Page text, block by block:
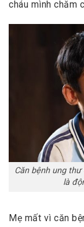
cháu mình chăm
Căn bệnh ung
là
Mẹ mất vì căn